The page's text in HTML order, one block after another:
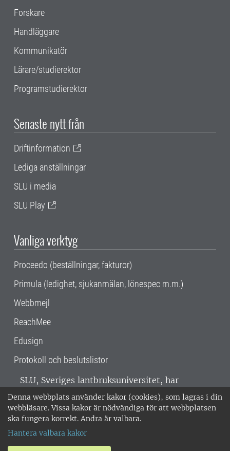
Denna webbplats använder kakor (cookies), som lagras i din
webbläsare. Vissa kakor är nödvändiga för att webbplatsen
ska fungera korrekt. Andra är valbara.
Hantera valbara kakor
Forskare
Handläggare
Kommunikatör
Lärare/studierektor
Programstudierektor
Senaste nytt från
Driftinformation
Lediga anställningar
SLU i media
SLU Play
Vanliga verktyg
Proceedo (beställningar, fakturor)
Primula (ledighet, sjukanmälan, lönespec m.m.)
Webbmejl
ReachMee
Edusign
Protokoll och beslutslistor
SLU, Sveriges lantbruksuniversitet, har
verksamhet över hela Sverige. Huvudorter är
Alnarp, Uppsala och Umeå.SLU är
miljöcertifierat enligt ISO 14001. •
018-67 10 00 • Org nr: 202100-2817 •